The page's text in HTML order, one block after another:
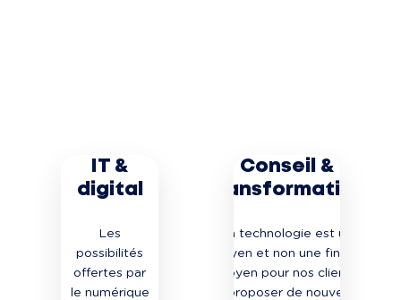
IT &
digital
Les
possibilités
offertes par
le numérique
Conseil &
transformation
La technologie est un
moyen et non une fin. Le
moyen pour nos clients
de proposer de nouveaux